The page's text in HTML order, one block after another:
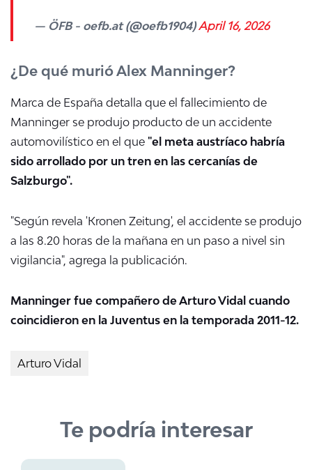
— ÖFB - oefb.at (@oefb1904)April 16, 2026
¿De qué murió Alex Manninger?
Marca de España detalla que el fallecimiento de
Manninger se produjo producto de un accidente
automovilístico en el que "el meta austríaco habría
sido arrollado por un tren en las cercanías de
Salzburgo".
"Según revela 'Kronen Zeitung', el accidente se produjo
a las 8.20 horas de la mañana en un paso a nivel sin
vigilancia", agrega la publicación.
Manninger fue compañero de Arturo Vidal cuando
coincidieron en la Juventus en la temporada 2011-12.
Arturo Vidal
Te podría interesar